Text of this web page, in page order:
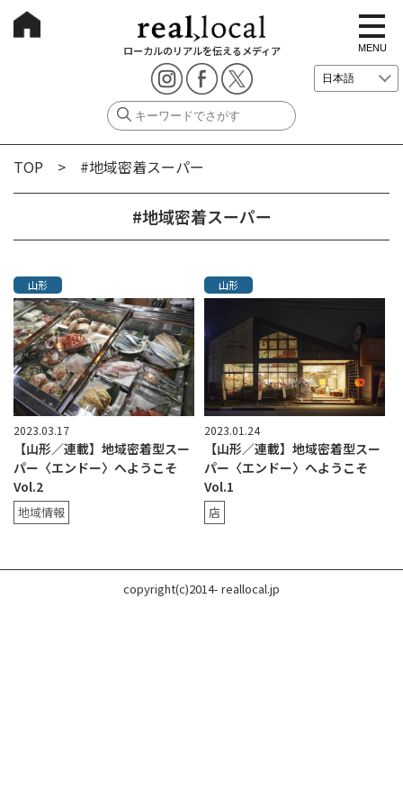
ローカルのリアルを伝えるメディア
t
o
g
g
e
i
i
MENU
TOP > #地域密着スーパー
#地域密着スーパー
山形
2023.03.17
【山形／連載】地域密着型スー
パー〈エンドー〉へようこそ
Vol.2
地域情報
山形
2023.01.24
【山形／連載】地域密着型スー
パー〈エンドー〉へようこそ
Vol.1
店
copyright(c)2014- reallocal.jp